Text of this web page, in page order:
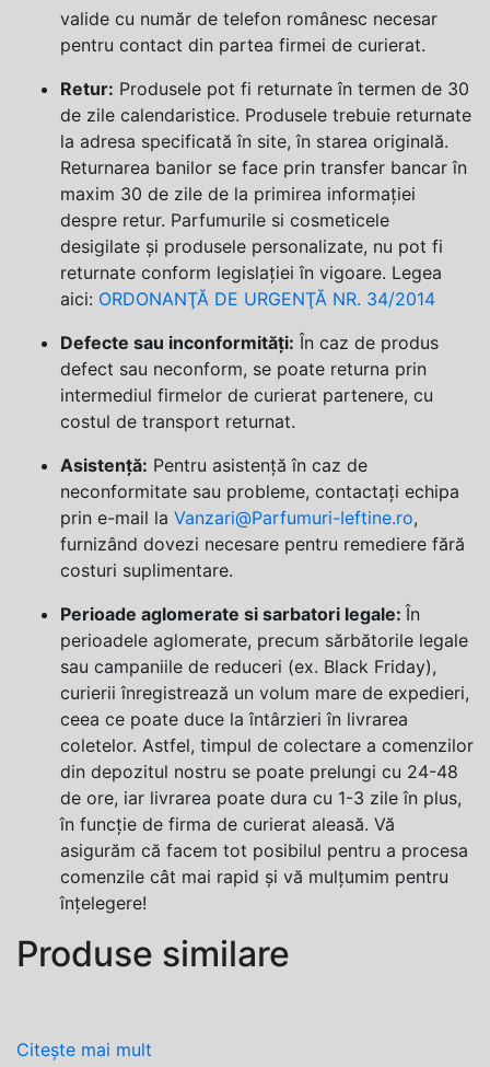
valide cu număr de telefon românesc necesar
pentru contact din partea firmei de curierat.
Retur: Produsele pot fi returnate în termen de 30
de zile calendaristice. Produsele trebuie returnate
la adresa specificată în site, în starea originală.
Returnarea banilor se face prin transfer bancar în
maxim 30 de zile de la primirea informației
despre retur. Parfumurile si cosmeticele
desigilate și produsele personalizate, nu pot fi
returnate conform legislației în vigoare. Legea
aici: ORDONANŢĂ DE URGENŢĂ NR. 34/2014
Defecte sau inconformități: În caz de produs
defect sau neconform, se poate returna prin
intermediul firmelor de curierat partenere, cu
costul de transport returnat.
Asistență: Pentru asistență în caz de
neconformitate sau probleme, contactați echipa
prin e-mail la Vanzari@Parfumuri-Ieftine.ro,
furnizând dovezi necesare pentru remediere fără
costuri suplimentare.
Perioade aglomerate si sarbatori legale: În
perioadele aglomerate, precum sărbătorile legale
sau campaniile de reduceri (ex. Black Friday),
curierii înregistrează un volum mare de expedieri,
ceea ce poate duce la întârzieri în livrarea
coletelor. Astfel, timpul de colectare a comenzilor
din depozitul nostru se poate prelungi cu 24-48
de ore, iar livrarea poate dura cu 1-3 zile în plus,
în funcție de firma de curierat aleasă. Vă
asigurăm că facem tot posibilul pentru a procesa
comenzile cât mai rapid și vă mulțumim pentru
înțelegere!
Produse similare
Citește mai mult